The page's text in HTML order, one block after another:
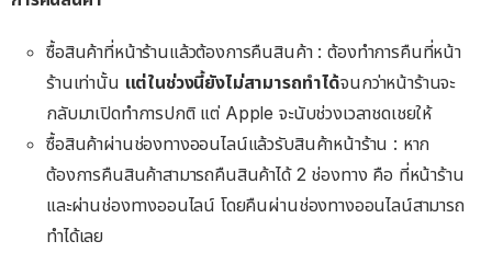
ซื้อสินค้าที่หน้าร้านแล้วต้องการคืนสินค้า : ต้องทำการคืนที่หน้า
ร้านเท่านั้น แต่ในช่วงนี้ยังไม่สามารถทำได้จนกว่าหน้าร้านจะ
กลับมาเปิดทำการปกติ แต่ Apple จะนับช่วงเวลาชดเชยให้
ซื้อสินค้าผ่านช่องทางออนไลน์แล้วรับสินค้าหน้าร้าน : หาก
ต้องการคืนสินค้าสามารถคืนสินค้าได้ 2 ช่องทาง คือ ที่หน้าร้าน
และผ่านช่องทางออนไลน์ โดยคืนผ่านช่องทางออนไลน์สามารถ
ทำได้เลย